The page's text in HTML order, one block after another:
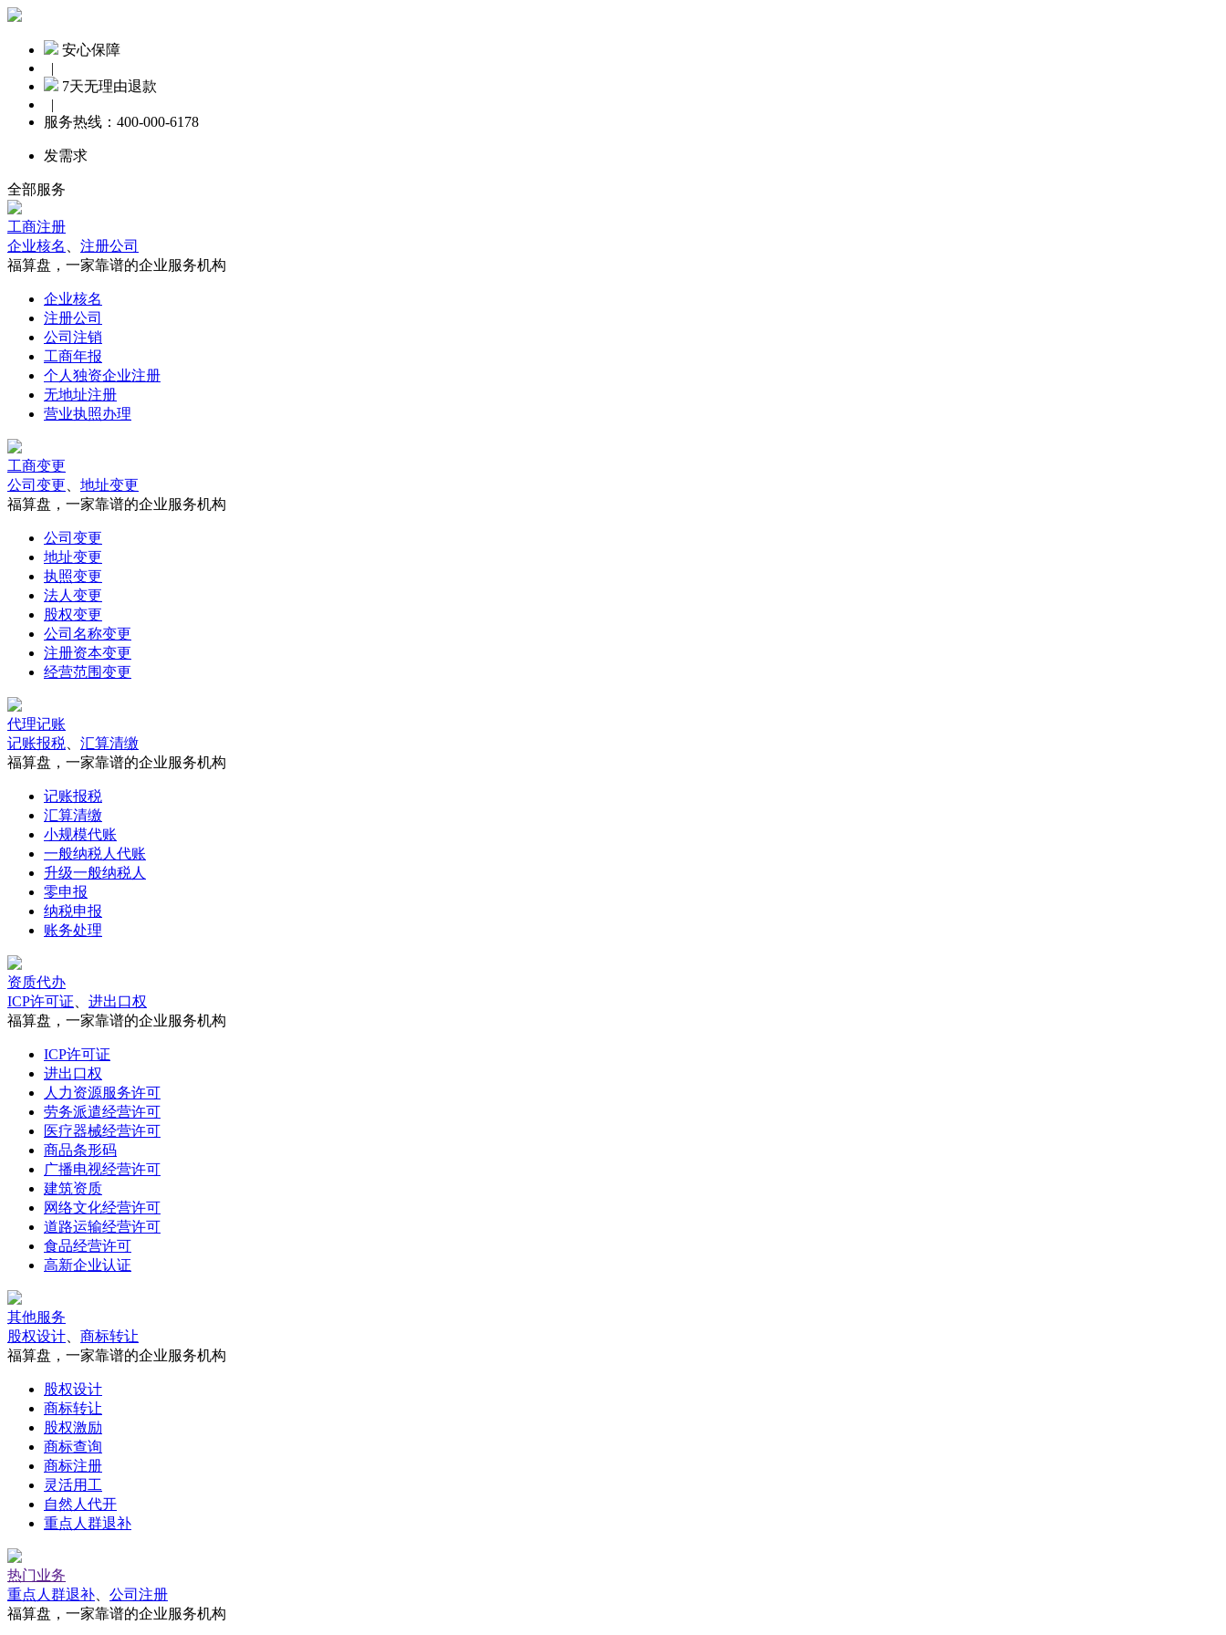
安心保障
|
7天无理由退款
|
服务热线： 400-000-6178
发需求
全部服务
工商注册
企业核名
注册公司
福算盘，一家靠谱的企业服务机构
企业核名
注册公司
公司注销
工商年报
个人独资企业注册
无地址注册
营业执照办理
工商变更
公司变更
地址变更
福算盘，一家靠谱的企业服务机构
公司变更
地址变更
执照变更
法人变更
股权变更
公司名称变更
注册资本变更
经营范围变更
代理记账
记账报税
汇算清缴
福算盘，一家靠谱的企业服务机构
记账报税
汇算清缴
小规模代账
一般纳税人代账
升级一般纳税人
零申报
纳税申报
账务处理
资质代办
ICP许可证
进出口权
福算盘，一家靠谱的企业服务机构
ICP许可证
进出口权
人力资源服务许可
劳务派遣经营许可
医疗器械经营许可
商品条形码
广播电视经营许可
建筑资质
网络文化经营许可
道路运输经营许可
食品经营许可
高新企业认证
其他服务
股权设计
商标转让
福算盘，一家靠谱的企业服务机构
股权设计
商标转让
股权激励
商标查询
商标注册
灵活用工
自然人代开
重点人群退补
热门业务
重点人群退补
公司注册
福算盘，一家靠谱的企业服务机构